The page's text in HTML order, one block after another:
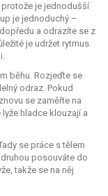
je jednodušší
je jednoduchý –
a odrazíte se z
je udržet rytmus
běhu. Rozjeďte se
odraz. Pokud
se zaměřte na
hladce klouzají a
se práce s tělem
posouváte do
takže se na něj